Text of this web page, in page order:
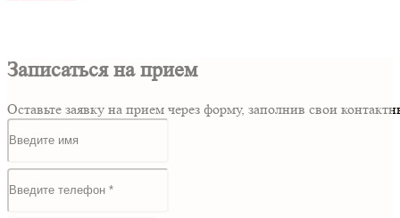
Записаться на прием
Оставьте заявку на прием через форму, заполнив свои